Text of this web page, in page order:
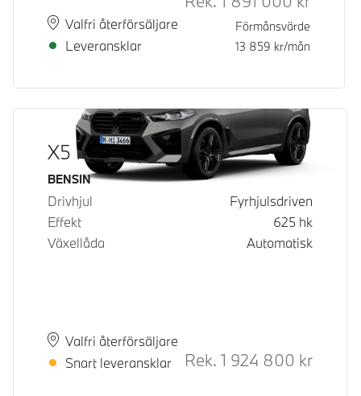
PlatsValfri återförsäljare
Leveranstid
Leveransklar
Förmånsvärde
13 859 kr/mån
X5 M Competition
Bränsle
BENSIN
Drivhjul
Fyrhjulsdriven
Effekt
625 hk
Växellåda
Automatisk
PlatsValfri återförsäljare
Leveranstid
Snart leveransklar
Rek.
Rek. 1 924 800 kr